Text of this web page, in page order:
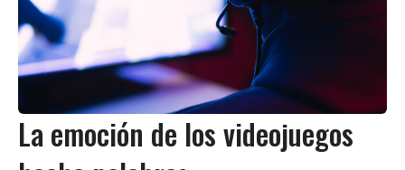
La emoción de los videojuegos